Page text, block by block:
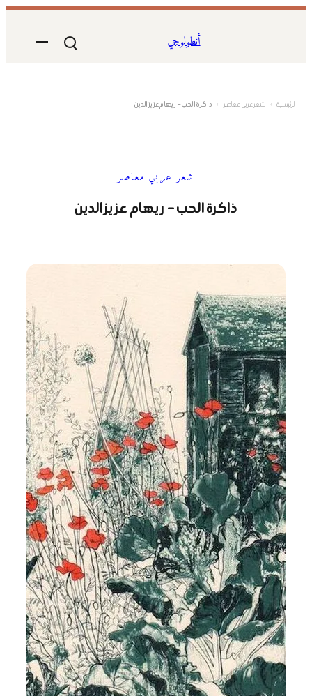
المحتوى
أنطولوجي
الرئيسية › شعر عربي معاصر › ذاكرة الحب – ريهام عزيز الدين
شعر عربي معاصر
ذاكرة الحب – ريهام عزيز الدين